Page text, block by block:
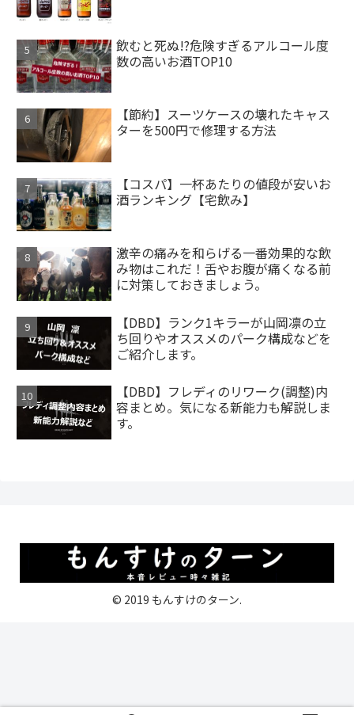
飲むと死ぬ!?危険すぎるアルコール度
数の高いお酒TOP10
【節約】スーツケースの壊れたキャス
ターを500円で修理する方法
【コスパ】一杯あたりの値段が安いお
酒ランキング【宅飲み】
激辛の痛みを和らげる一番効果的な飲
み物はこれだ！舌やお腹が痛くなる前
に対策しておきましょう。
【DBD】ランク1キラーが山岡凛の立
ち回りやオススメのパーク構成などを
ご紹介します。
【DBD】フレディのリワーク(調整)内
容まとめ。気になる新能力も解説しま
す。
© 2019 もんすけのターン.